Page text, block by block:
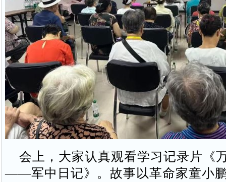
会上，大家认真观看学习记录片《
——军中日记》。故事以革命家童小